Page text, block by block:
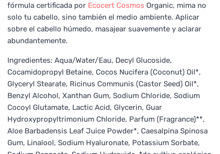
fórmula certificada por Ecocert Cosmos Organic, mima no
solo tu cabello, sino también el medio ambiente. Aplicar
sobre el cabello húmedo, masajear suavemente y aclarar
abundantemente.
Ingredientes: Aqua/Water/Eau, Decyl Glucoside,
Cocamidopropyl Betaine, Cocos Nucifera (Coconut) Oil*,
Glyceryl Stearate, Ricinus Communis (Castor Seed) Oil*,
Benzyl Alcohol, Xanthan Gum, Sodium Chloride, Sodium
Cocoyl Glutamate, Lactic Acid, Glycerin, Guar
Hydroxypropyltrimonium Chloride, Parfum (Fragrance)**,
Aloe Barbadensis Leaf Juice Powder*, Caesalpina Spinosa
Gum, Linalool, Sodium Hyaluronate, Potassium Sorbate,